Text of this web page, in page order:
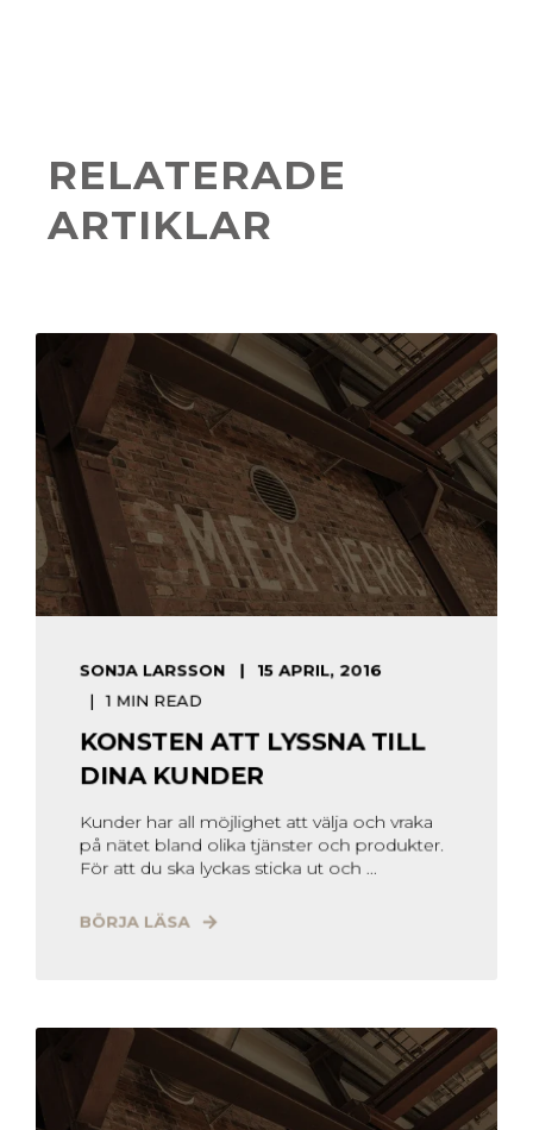
RELATERADE
ARTIKLAR
SONJA LARSSON
15 APRIL, 2016
1 MIN READ
KONSTEN ATT LYSSNA TILL
DINA KUNDER
Kunder har all möjlighet att välja och vraka
på nätet bland olika tjänster och produkter.
För att du ska lyckas sticka ut och ...
BÖRJA LÄSA